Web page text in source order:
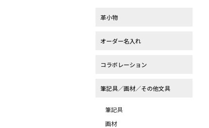
革小物
オーダー名入れ
コラボレーション
筆記具／画材／その他文具
筆記具
画材